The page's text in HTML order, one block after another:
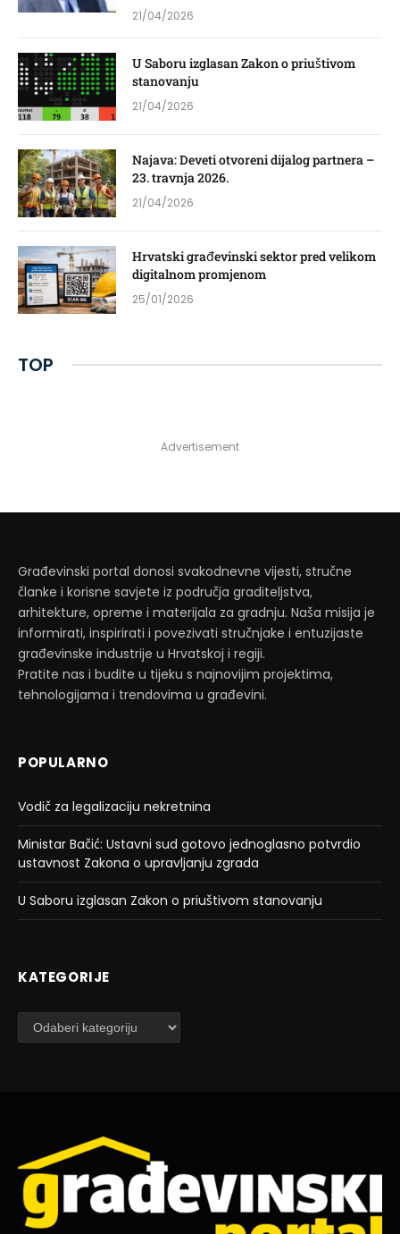
21/04/2026
U Saboru izglasan Zakon o priuštivom
stanovanju
21/04/2026
Najava: Deveti otvoreni dijalog partnera –
23. travnja 2026.
21/04/2026
Hrvatski građevinski sektor pred velikom
digitalnom promjenom
25/01/2026
TOP
Advertisement
Građevinski portal donosi svakodnevne vijesti, stručne
članke i korisne savjete iz područja graditeljstva,
arhitekture, opreme i materijala za gradnju. Naša misija je
informirati, inspirirati i povezivati stručnjake i entuzijaste
građevinske industrije u Hrvatskoj i regiji.
Pratite nas i budite u tijeku s najnovijim projektima,
tehnologijama i trendovima u građevini.
POPULARNO
Vodič za legalizaciju nekretnina
Ministar Bačić: Ustavni sud gotovo jednoglasno potvrdio
ustavnost Zakona o upravljanju zgrada
U Saboru izglasan Zakon o priuštivom stanovanju
KATEGORIJE
Kategorije